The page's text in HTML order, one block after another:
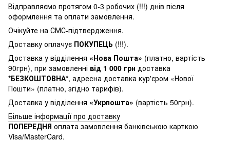
Відправляємо протягом 0-3 робочих (!!!) днів після
оформлення та оплати замовлення.
Очікуйте на СМС-підтвердження.
Доставку оплачує ПОКУПЕЦЬ (!!!).
Доставка у відділення «Нова Пошта» (платно, вартість
90грн), при замовленні від 1 000 грн доставка
*БЕЗКОШТОВНА*, адресна доставка кур'єром «Нової
Пошти» (платно, згідно тарифів).
Доставка у відділення «Укрпошта» (вартість 50грн).
Більше інформації про доставку
ПОПЕРЕДНЯ оплата замовлення банківською карткою
Visa/MasterCard.